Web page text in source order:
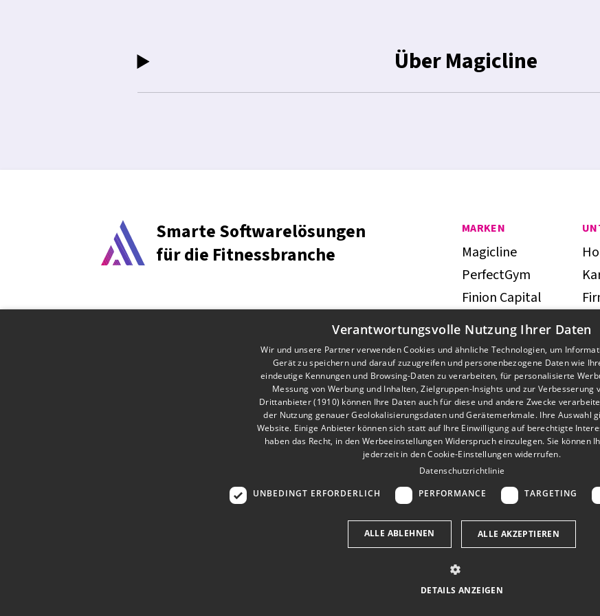
Über Magicline
Smarte Softwarelösungen
für die Fitnessbranche
MARKEN
Magicline
PerfectGym
Finion Capital
MySports
Finion FairPay
RECHTLICHES
Impressum
Datenschutzerklärung
Cookies
Verantwortungsvolle Nutzung Ihrer Daten
Wir und unsere Partner verwenden Cookies und ähnliche Technologien, um
Gerät zu speichern und darauf zuzugreifen und personenbezogene Daten wie
eindeutige Kennungen und Browsing-Daten zu verarbeiten, für personalisierte
Messung von Werbung und Inhalten, Zielgruppen-Insights und zur Verbesserung
Drittanbieter (1910) können Ihre Daten auch für diese und andere Zwecke
der Nutzung genauer Geolokalisierungsdaten und Gerätemerkmale. Ihre Auswahl
Website. Einige Anbieter können sich statt auf Ihre Einwilligung auf berechtigte
haben das Recht, in den Werbeeinstellungen Widerspruch einzulegen. Sie können
jederzeit in denCookie-Einstellungen widerrufen.
Datenschutzrichtlinie
UNBEDINGT ERFORDERLICH
PERFORMANCE TARGETING
ALLE AKZEPTIEREN
ALLE ABLEHNEN
DETAILS ANZEIGEN